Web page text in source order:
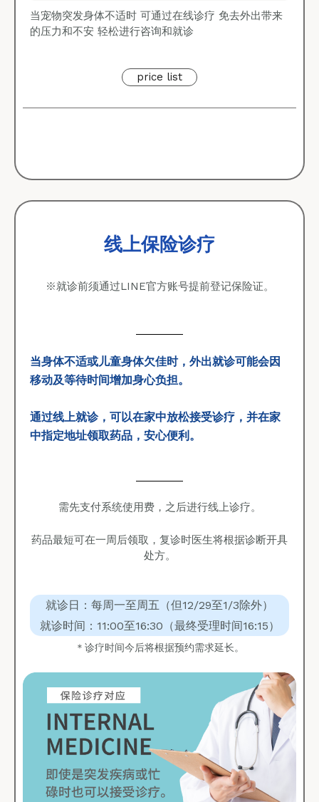
当宠物突发身体不适时 可通过在线诊疗 免去外出带来
的压力和不安 轻松进行咨询和就诊
price list
线上保险诊疗
※就诊前须通过LINE官方账号提前登记保险证。
当身体不适或儿童身体欠佳时，外出就诊可能会因
移动及等待时间增加身心负担。
通过线上就诊，可以在家中放松接受诊疗，并在家
中指定地址领取药品，安心便利。
需先支付系统使用费，之后进行线上诊疗。
药品最短可在一周后领取，复诊时医生将根据诊断开具
处方。
就诊日：每周一至周五（但12/29至1/3除外）
就诊时间：11:00至16:30（最终受理时间16:15）
＊诊疗时间今后将根据预约需求延长。